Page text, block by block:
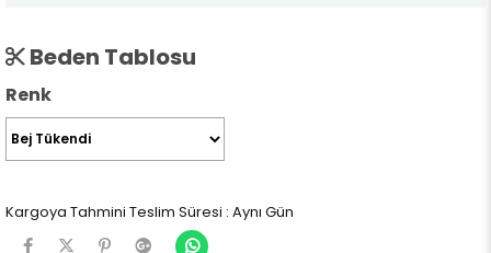
Beden Tablosu
Renk
Kargoya Tahmini Teslim Süresi : Aynı Gün